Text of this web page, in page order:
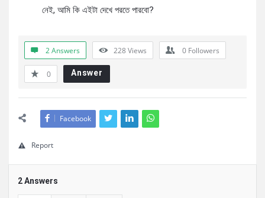
নেই, আমি কি এইটা দেখে পরতে পারবো?
2 Answers 228Views 0 Followers
0 Answer
Facebook
Report
2 Answers